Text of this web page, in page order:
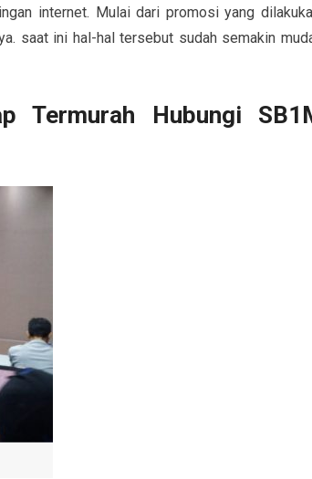
internet. Mulai dari promosi yang
saat ini hal-hal tersebut sudah semakin
Termurah Hubungi